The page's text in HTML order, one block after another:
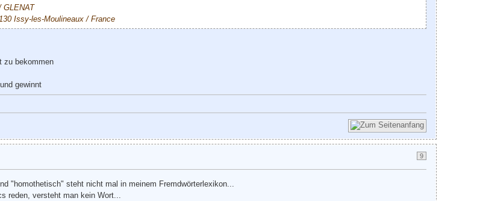
GLENAT
Issy-les-Moulineaux / France
zu bekommen
gewinnt
9
"homothetisch" steht nicht mal in meinem Fremdwörterlexikon...
reden, versteht man kein Wort...